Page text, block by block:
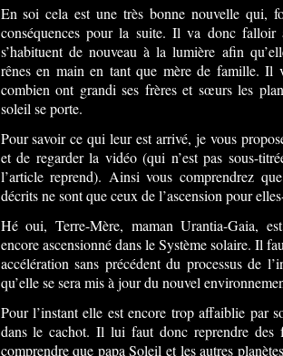
En soi cela est une très bonne nouvelle qui,
conséquences pour la suite. Il va donc falloir
s’habituent de nouveau à la lumière afin
rênes en main en tant que mère de famille.
combien ont grandi ses frères et sœurs les
soleil se porte.
Pour savoir ce qui leur est arrivé, je vous
et de regarder la vidéo (qui n’est pas sous-
l’article reprend). Ainsi vous comprendrez
décrits ne sont que ceux de l’ascension pour
Hé oui, Terre-Mère, maman Urantia-Gaia,
encore ascensionné dans le Système solaire. Il
accélération sans précédent du processus de
qu’elle se sera mis à jour du nouvel
Pour l’instant elle est encore trop affaiblie par
dans le cachot. Il lui faut donc reprendre des
comprendre que papa Soleil et les autres